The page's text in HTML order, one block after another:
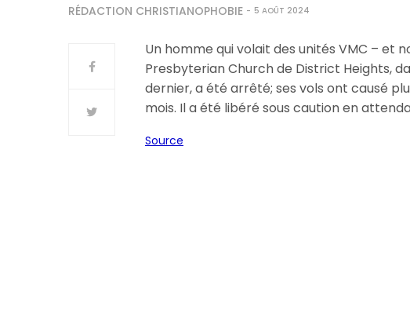
RÉDACTION CHRISTIANOPHOBIE 5 AOÛT 2024
Un homme qui volait des unités VMC – et
Presbyterian Church de District Heights,
dernier, a été arrêté; ses vols ont causé
mois. Il a été libéré sous caution en
Source